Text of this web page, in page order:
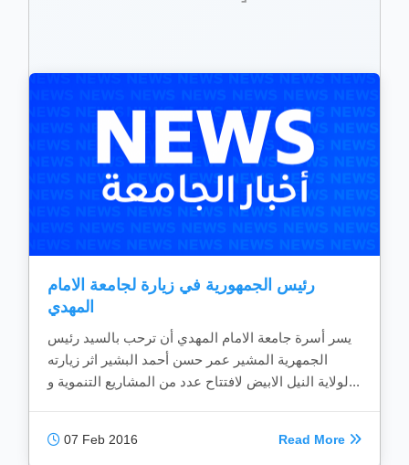
رئيس الجمهورية في زيارة لجامعة الامام
المهدي
يسر أسرة جامعة الامام المهدي أن ترحب بالسيد رئيس
الجمهرية المشير عمر حسن أحمد البشير اثر زيارته
لولاية النيل الابيض لافتتاح عدد من المشاريع التنموية و...
07 Feb 2016 Read More